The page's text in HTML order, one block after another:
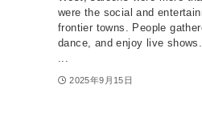
were the social and
frontier towns. People
dance, and enjoy live
2025年9月15日